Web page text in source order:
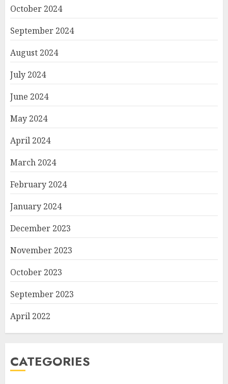
October 2024
September 2024
August 2024
July 2024
June 2024
May 2024
April 2024
March 2024
February 2024
January 2024
December 2023
November 2023
October 2023
September 2023
April 2022
CATEGORIES